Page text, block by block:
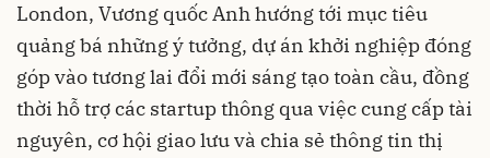
London, Vương quốc Anh hướng tới mục tiêu
quảng bá những ý tưởng, dự án khởi nghiệp đóng
góp vào tương lai đổi mới sáng tạo toàn cầu, đồng
thời hỗ trợ các startup thông qua việc cung cấp tài
nguyên, cơ hội giao lưu và chia sẻ thông tin thị